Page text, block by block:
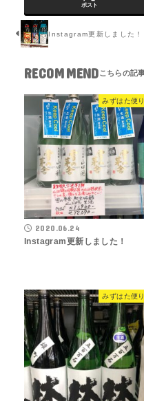
ポスト
Instagram更新しました！
RECOMMEND
みずはた便り
2020.06.24
Instagram更新しました！
みずはた便り